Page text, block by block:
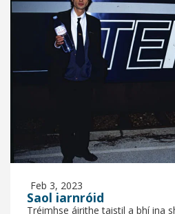
Feb 3, 2023
Saol iarnróid
Tréimhse áirithe taistil a bhí ina